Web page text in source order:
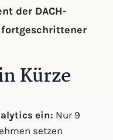
der DACH-
fortgeschrittener
Kürze
ein: Nur 9
setzen